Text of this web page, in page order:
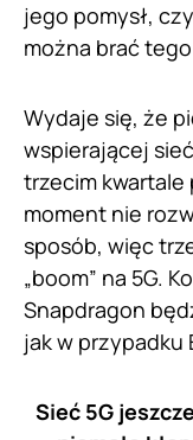
jego pomysł,
można brać
Wydaje się, że
wspierającej
trzecim kwartale
moment nie
sposób, więc
„boom” na 5G.
Snapdragon
jak w przypadku
Sieć 5G